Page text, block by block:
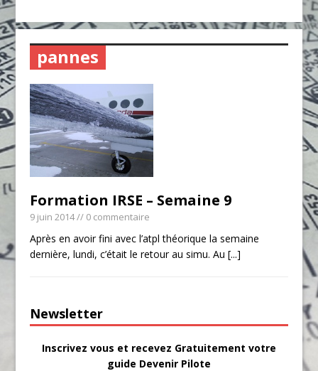
pannes
Formation IRSE – Semaine 9
9 juin 2014// 0 commentaire
Après en avoir fini avec l’atpl théorique la semaine
dernière, lundi, c’était le retour au simu. Au[...]
Newsletter
Inscrivez vous et recevez Gratuitement votre
guide Devenir Pilote